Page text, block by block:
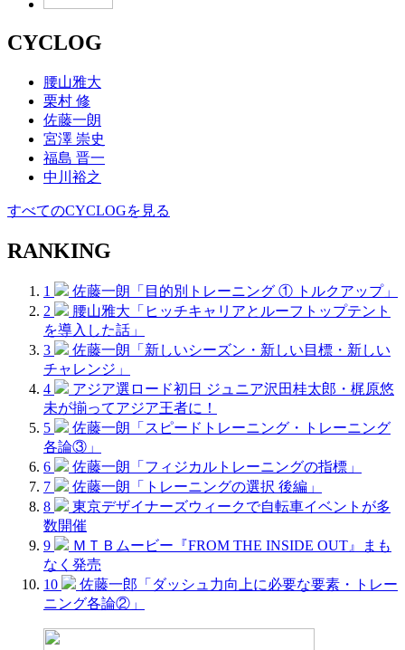
CYCLOG
腰山雅大
栗村 修
佐藤一朗
宮澤 崇史
福島 晋一
中川裕之
すべてのCYCLOGを見る
RANKING
1
佐藤一朗「目的別トレーニング ① トルクアップ」
2
腰山雅大「ヒッチキャリアとルーフトップテント
を導入した話」
3
佐藤一朗「新しいシーズン・新しい目標・新しい
チャレンジ」
4
アジア選ロード初日 ジュニア沢田桂太郎・梶原悠
未が揃ってアジア王者に！
5
佐藤一朗「スピードトレーニング・トレーニング
各論③」
6
佐藤一朗「フィジカルトレーニングの指標」
7
佐藤一朗「トレーニングの選択 後編」
8
東京デザイナーズウィークで自転車イベントが多
数開催
9
ＭＴＢムービー『FROM THE INSIDE OUT』まも
なく発売
10
佐藤一郎「ダッシュ力向上に必要な要素・トレー
ニング各論②」